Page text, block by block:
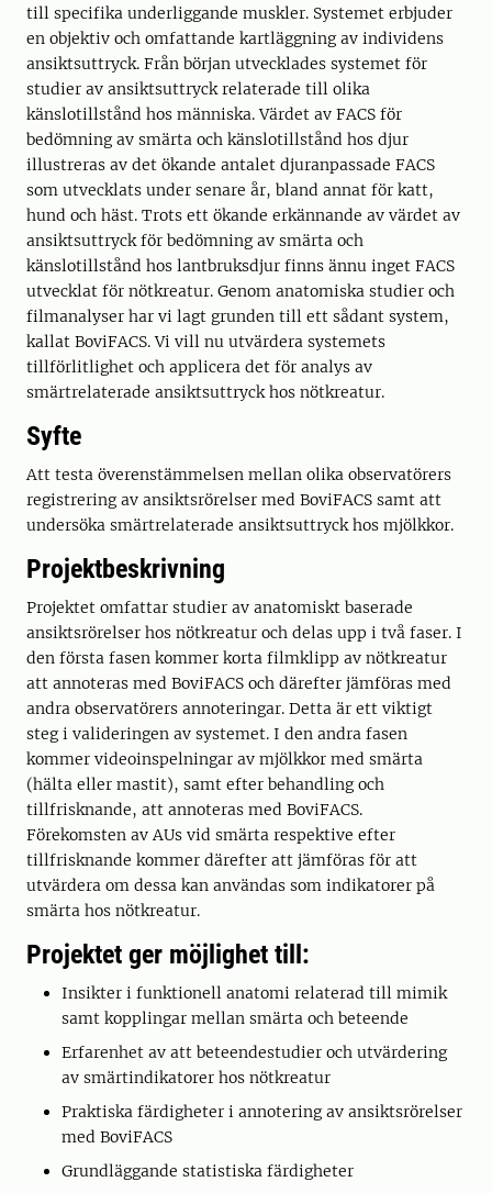
till specifika underliggande muskler. Systemet erbjuder
en objektiv och omfattande kartläggning av individens
ansiktsuttryck. Från början utvecklades systemet för
studier av ansiktsuttryck relaterade till olika
känslotillstånd hos människa. Värdet av FACS för
bedömning av smärta och känslotillstånd hos djur
illustreras av det ökande antalet djuranpassade FACS
som utvecklats under senare år, bland annat för katt,
hund och häst. Trots ett ökande erkännande av värdet av
ansiktsuttryck för bedömning av smärta och
känslotillstånd hos lantbruksdjur finns ännu inget FACS
utvecklat för nötkreatur. Genom anatomiska studier och
filmanalyser har vi lagt grunden till ett sådant system,
kallat BoviFACS. Vi vill nu utvärdera systemets
tillförlitlighet och applicera det för analys av
smärtrelaterade ansiktsuttryck hos nötkreatur.
Syfte
Att testa överenstämmelsen mellan olika observatörers
registrering av ansiktsrörelser med BoviFACS samt att
undersöka smärtrelaterade ansiktsuttryck hos mjölkkor.
Projektbeskrivning
Projektet omfattar studier av anatomiskt baserade
ansiktsrörelser hos nötkreatur och delas upp i två faser. I
den första fasen kommer korta filmklipp av nötkreatur
att annoteras med BoviFACS och därefter jämföras med
andra observatörers annoteringar. Detta är ett viktigt
steg i valideringen av systemet. I den andra fasen
kommer videoinspelningar av mjölkkor med smärta
(hälta eller mastit), samt efter behandling och
tillfrisknande, att annoteras med BoviFACS.
Förekomsten av AUs vid smärta respektive efter
tillfrisknande kommer därefter att jämföras för att
utvärdera om dessa kan användas som indikatorer på
smärta hos nötkreatur.
Projektet ger möjlighet till:
Insikter i funktionell anatomi relaterad till mimik
samt kopplingar mellan smärta och beteende
Erfarenhet av att beteendestudier och utvärdering
av smärtindikatorer hos nötkreatur
Praktiska färdigheter i annotering av ansiktsrörelser
med BoviFACS
Grundläggande statistiska färdigheter